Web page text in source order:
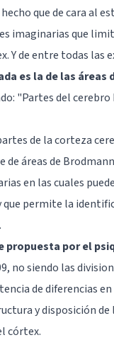
que de cara al
imaginarias que
Y de entre todas las
es la de las áreas
"Partes del
de la corteza
de áreas de
en las cuales
permite la
propuesta por el
no siendo las
de diferencias
y disposición de
córtex.